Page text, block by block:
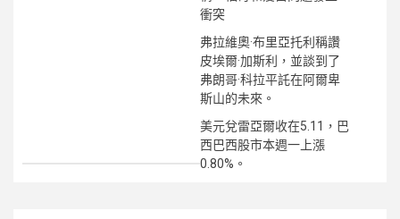
衝突
弗拉維奧·布里亞托利稱讚
皮埃爾·加斯利，並談到了
弗朗哥·科拉平託在阿爾卑
斯山的未來。
美元兌雷亞爾收在5.11，巴
西巴西股市本週一上漲
0.80%。